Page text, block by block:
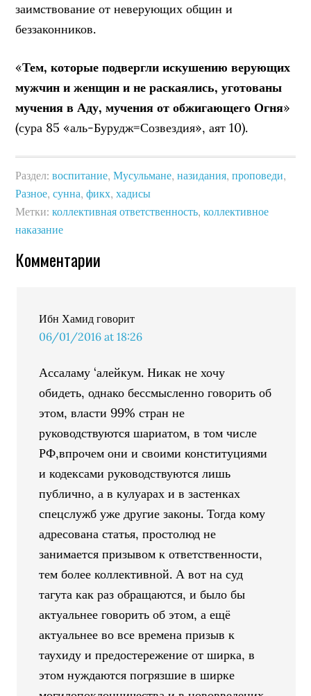
заимствование от неверующих общин и
беззаконников.
«Тем, которые подвергли искушению верующих
мужчин и женщин и не раскаялись, уготованы
мучения в Аду, мучения от обжигающего Огня»
(сура 85 «аль-Бурудж=Созвездия», аят 10).
Раздел:воспитание,Мусульмане,назидания,проповеди,
Разное,сунна,фикх,хадисы
Метки:коллективная ответственность,коллективное
наказание
Комментарии
Ибн Хамид говорит
06/01/2016 at 18:26
Ассаламу ‘алейкум. Никак не хочу
обидеть, однако бессмысленно говорить об
этом, власти 99% стран не
руководствуются шариатом, в том числе
РФ,впрочем они и своими конституциями
и кодексами руководствуются лишь
публично, а в кулуарах и в застенках
спецслужб уже другие законы. Тогда кому
адресована статья, простолюд не
занимается призывом к ответственности,
тем более коллективной. А вот на суд
тагута как раз обращаются, и было бы
актуальнее говорить об этом, а ещё
актуальнее во все времена призыв к
таухиду и предостережение от ширка, в
этом нуждаются погрязшие в ширке